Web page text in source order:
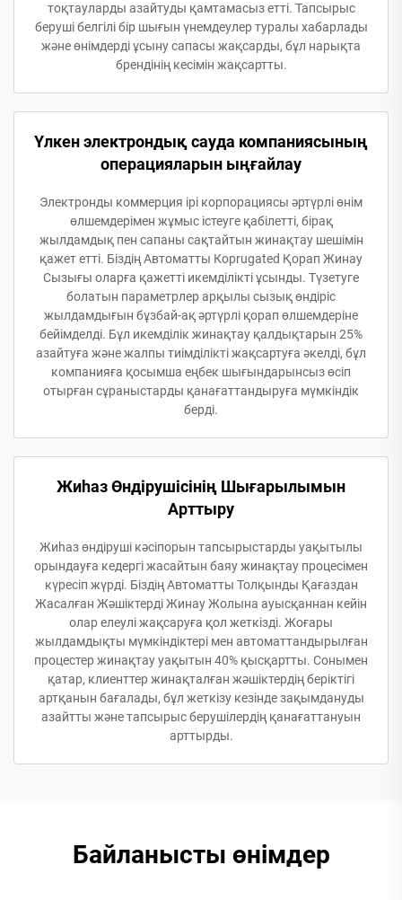
тоқтауларды азайтуды қамтамасыз етті. Тапсырыс
беруші белгілі бір шығын үнемдеулер туралы хабарлады
және өнімдерді ұсыну сапасы жақсарды, бұл нарықта
брендінің кесімін жақсартты.
Үлкен электрондық сауда компаниясының
операцияларын ыңғайлау
Электронды коммерция ірі корпорациясы әртүрлі өнім
өлшемдерімен жұмыс істеуге қабілетті, бірақ
жылдамдық пен сапаны сақтайтын жинақтау шешімін
қажет етті. Біздің Автоматты Корrugated Қорап Жинау
Сызығы оларға қажетті икемділікті ұсынды. Түзетуге
болатын параметрлер арқылы сызық өндіріс
жылдамдығын бұзбай-ақ әртүрлі қорап өлшемдеріне
бейімделді. Бұл икемділік жинақтау қалдықтарын 25%
азайтуға және жалпы тиімділікті жақсартуға әкелді, бұл
компанияға қосымша еңбек шығындарынсыз өсіп
отырған сұраныстарды қанағаттандыруға мүмкіндік
берді.
Жиһаз Өндірушісінің Шығарылымын
Арттыру
Жиһаз өндіруші кәсіпорын тапсырыстарды уақытылы
орындауға кедергі жасайтын баяу жинақтау процесімен
күресіп жүрді. Біздің Автоматты Толқынды Қағаздан
Жасалған Жәшіктерді Жинау Жолына ауысқаннан кейін
олар елеулі жақсаруға қол жеткізді. Жоғары
жылдамдықты мүмкіндіктері мен автоматтандырылған
процестер жинақтау уақытын 40% қысқартты. Сонымен
қатар, клиенттер жинақталған жәшіктердің беріктігі
артқанын бағалады, бұл жеткізу кезінде зақымдануды
азайтты және тапсырыс берушілердің қанағаттануын
арттырды.
Байланысты өнімдер